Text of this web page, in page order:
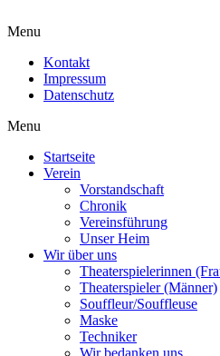
Menu
Kontakt
Impressum
Datenschutz
Menu
Startseite
Verein
Vorstandschaft
Chronik
Vereinsführung
Unser Heim
Wir über uns
Theaterspielerinnen
Theaterspieler (Männer)
Souffleur/Souffleuse
Maske
Techniker
Wir bedanken uns...